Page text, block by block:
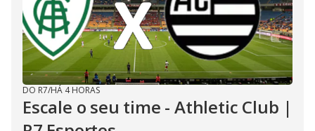
DO R7/HÁ 4 HORAS
Escale o seu time - Athletic Club |